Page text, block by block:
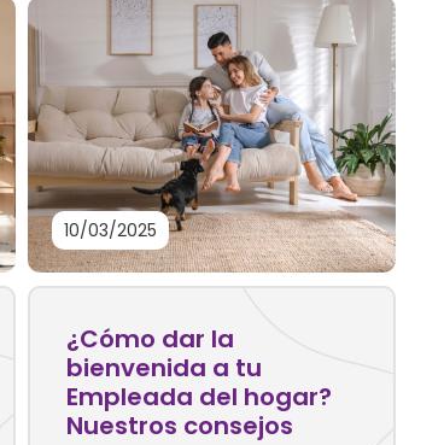
10/03/2025
¿Cómo dar la
bienvenida a tu
Empleada del hogar?
Nuestros consejos